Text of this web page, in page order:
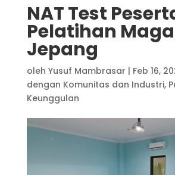
NAT Test
Pelatihan
Jepang
oleh Yusuf Mambrasar | Feb 16,
dengan Komunitas dan Industri,
Keunggulan